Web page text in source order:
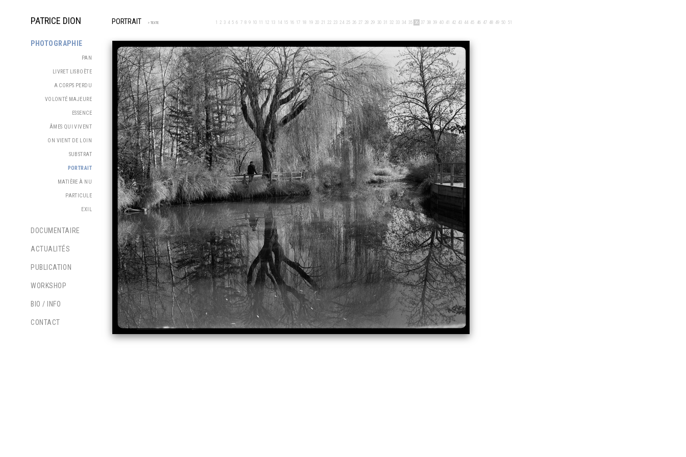
PATRICE DION PORTRAIT > TEXTE
PHOTOGRAPHIE
PAN
LIVRET LISBOÈTE
A CORPS PERDU
VOLONTÉ MAJEURE
ESSENCE
ÂMES QUI VIVENT
ON VIENT DE LOIN
SUBSTRAT
PORTRAIT
MATIÈRE À NU
PARTICULE
EXIL
DOCUMENTAIRE
ACTUALITÉS
PUBLICATION
WORKSHOP
BIO / INFO
CONTACT
2 3 4 5 6 7 8 9 10 12 13 14 15 16 17 18 19 20 21 22 23 24 25 26 27 28 29 30 31 32 33 34 35 36 37 38 39 40 41 42 43 44 45 46 47 48 49 50 51